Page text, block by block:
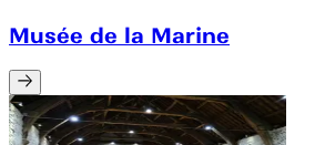
Musée de la Marine